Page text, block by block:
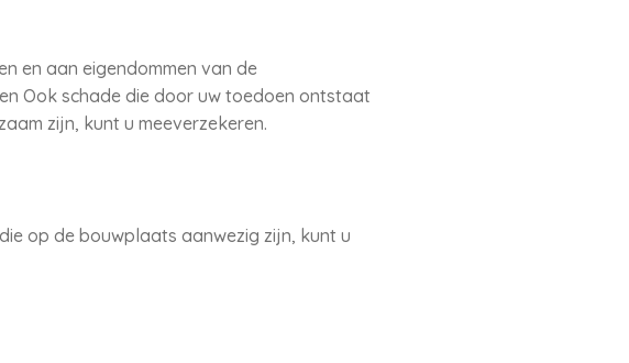
en aan eigendommen van de
Ook schade die door uw toedoen ontstaat
zijn, kunt u meeverzekeren.
op de bouwplaats aanwezig zijn, kunt u